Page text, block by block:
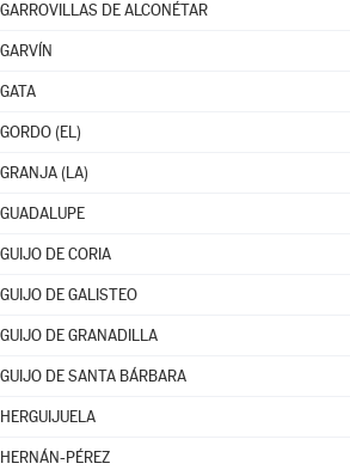
GARROVILLAS DE ALCONÉTAR
GARVÍN
GATA
GORDO (EL)
GRANJA (LA)
GUADALUPE
GUIJO DE CORIA
GUIJO DE GALISTEO
GUIJO DE GRANADILLA
GUIJO DE SANTA BÁRBARA
HERGUIJUELA
HERNÁN-PÉREZ